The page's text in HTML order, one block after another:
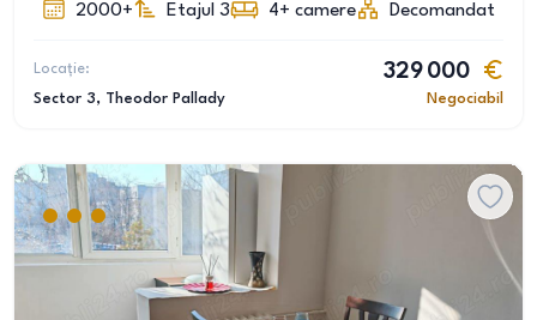
2000+ Etajul 3 4+ camere Decomandat
Locație:
Sector 3, Theodor Pallady
329 000
Negociabil